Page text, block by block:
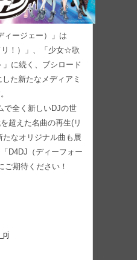
ィージェー）」は
リ！）」、「少女☆歌
に続く、ブシロード
た新たなメディアミ
で全く新しいDJの世
超えた名曲の再生(リ
たなオリジナル曲も展
D4DJ（ディーフォー
ご期待ください！